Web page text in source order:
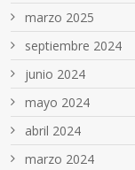
marzo 2025
septiembre 2024
junio 2024
mayo 2024
abril 2024
marzo 2024